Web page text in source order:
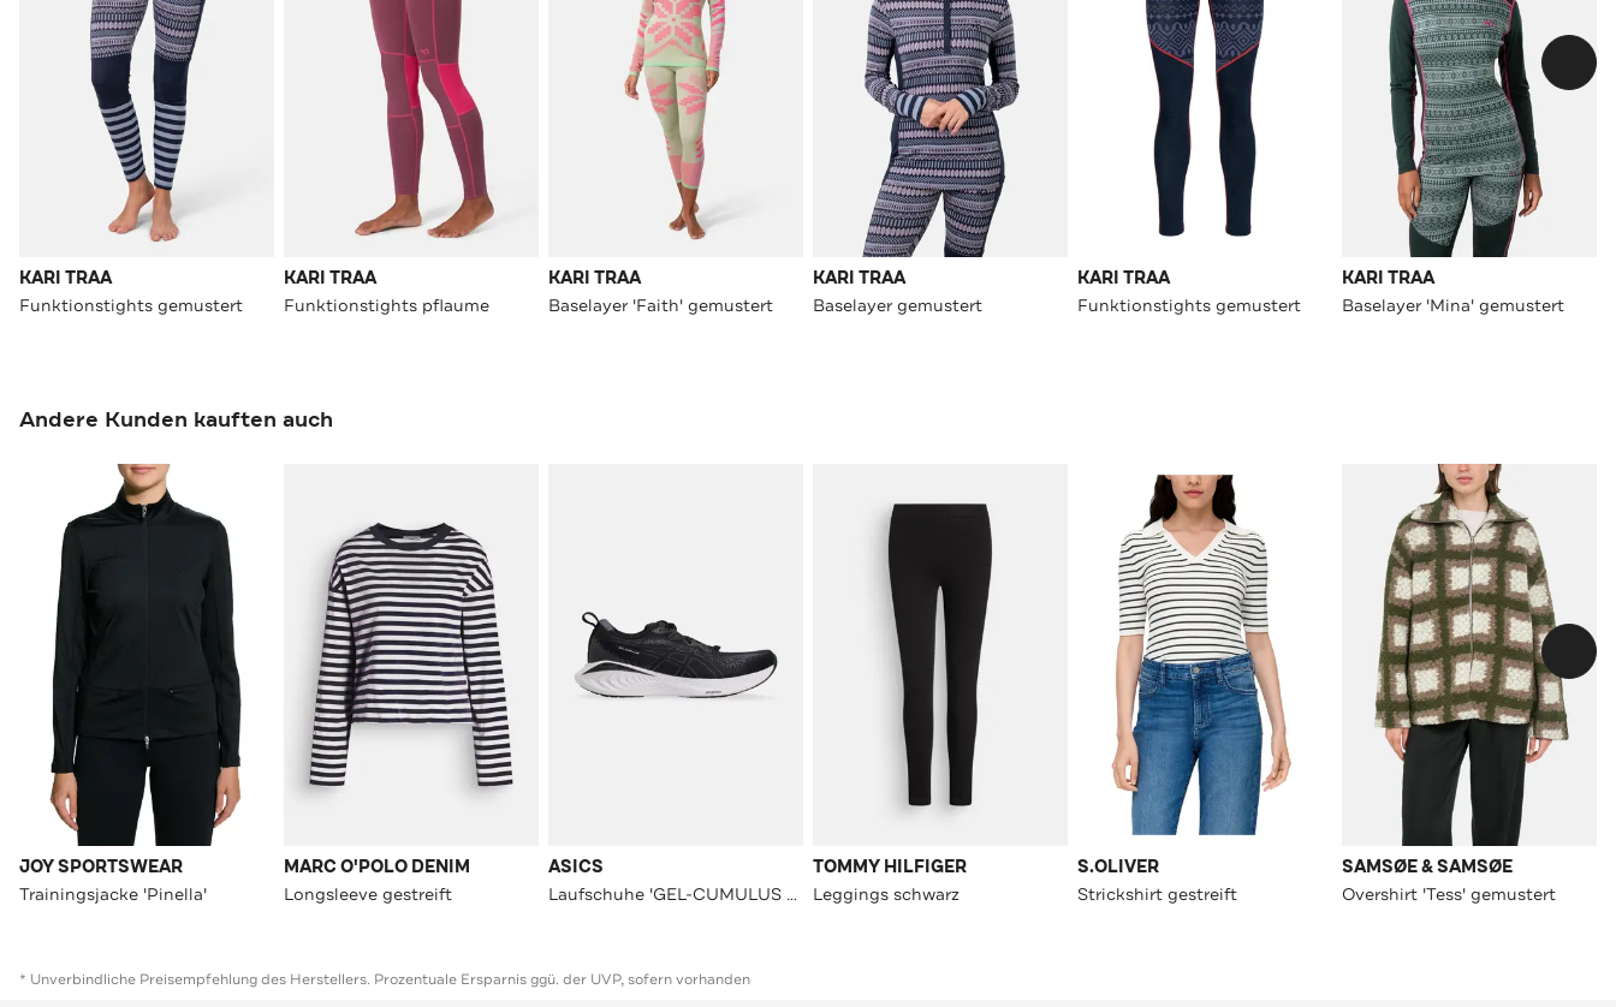
KARI TRAA
Funktionstights gemustert
KARI TRAA
Funktionstights pflaume
KARI TRAA
Baselayer 'Faith' gemustert
KARI TRAA
Baselayer gemustert
KARI TRAA
Funktionstights gemustert
KARI TRAA
Baselayer 'Mina' gemustert
Andere Kunden kauften auch
JOY SPORTSWEAR
Trainingsjacke 'Pinella'
MARC O'POLO DENIM
Longsleeve gestreift
ASICS
Laufschuhe 'GEL-CUMULUS 25' schwarz
TOMMY HILFIGER
Leggings schwarz
S.OLIVER
Strickshirt gestreift
SAMSØE & SAMSØE
Overshirt 'Tess' gemustert
* Unverbindliche Preisempfehlung des Herstellers. Prozentuale Ersparnis ggü. der UVP, sofern vorhanden